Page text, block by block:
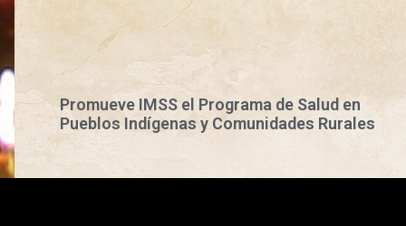
Promueve IMSS el Programa de Salud en
Pueblos Indígenas y Comunidades Rurales